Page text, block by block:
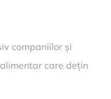
companiilor și
care dețin